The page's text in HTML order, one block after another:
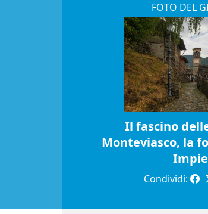
FOTO DEL
Il fascino
Monteviasco, la
Condividi: